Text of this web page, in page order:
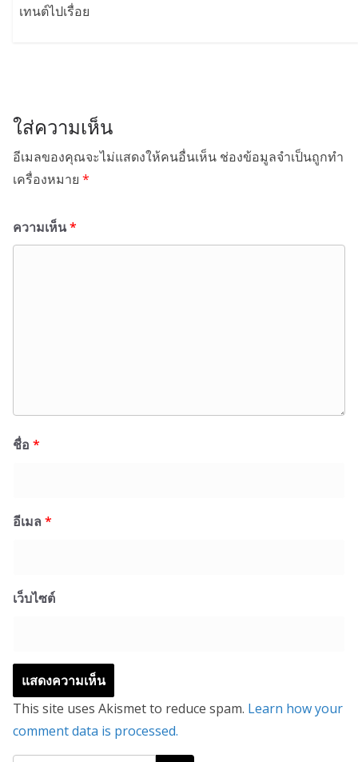
เทนต์ไปเรื่อย
ใส่ความเห็น
อีเมลของคุณจะไม่แสดงให้คนอื่นเห็น ช่องข้อมูลจำเป็นถูกทำ
เครื่องหมาย *
ความเห็น*
ชื่อ *
อีเมล *
เว็บไซต์
This site uses Akismet to reduce spam. Learn how your
comment data is processed.